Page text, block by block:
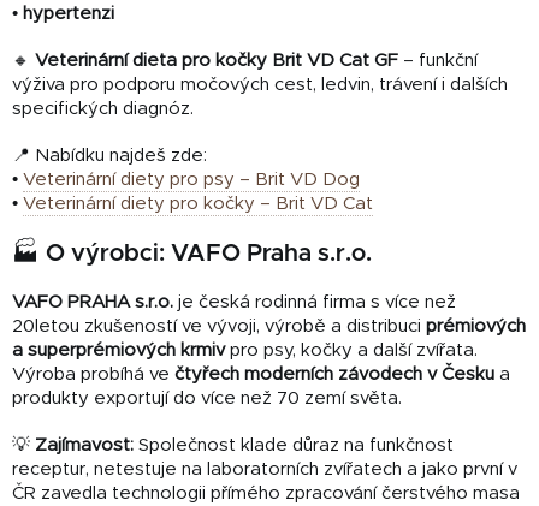
• hypertenzi
🔸 Veterinární dieta pro kočky Brit VD Cat GF – funkční
výživa pro podporu močových cest, ledvin, trávení i dalších
specifických diagnóz.
📍 Nabídku najdeš zde:
• Veterinární diety pro psy – Brit VD Dog
• Veterinární diety pro kočky – Brit VD Cat
🏭 O výrobci: VAFO Praha s.r.o.
VAFO PRAHA s.r.o. je česká rodinná firma s více než
20letou zkušeností ve vývoji, výrobě a distribuci prémiových
a superprémiových krmivpro psy, kočky a další zvířata.
Výroba probíhá ve čtyřech moderních závodech v Česku a
produkty exportují do více než 70 zemí světa.
💡 Zajímavost: Společnost klade důraz na funkčnost
receptur, netestuje na laboratorních zvířatech a jako první v
ČR zavedla technologii přímého zpracování čerstvého masa